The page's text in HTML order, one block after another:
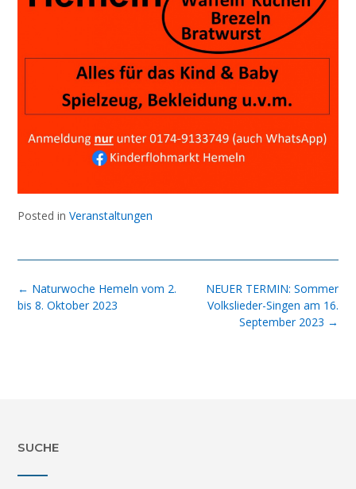
Posted in Veranstaltungen
Post
navigation
NEUER TERMIN: Sommer
Volkslieder-Singen am 16.
September 2023 →
← Naturwoche Hemeln vom 2.
bis 8. Oktober 2023
SUCHE